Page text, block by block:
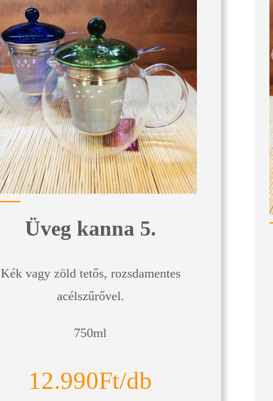
Üveg kanna 5.
Kék vagy zöld tetős, rozsdamentes
acélszűrővel.
750ml
12.990Ft/db